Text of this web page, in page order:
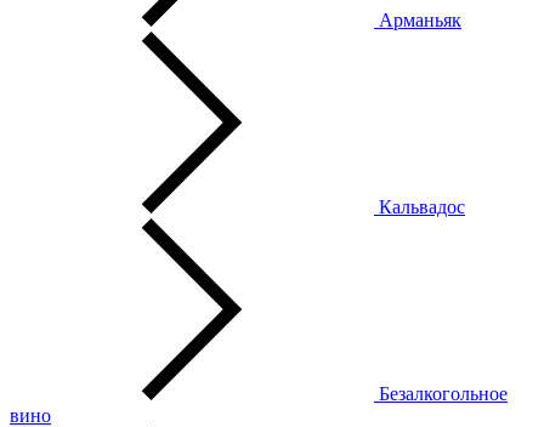
Арманьяк
Кальвадос
Безалкогольное
вино